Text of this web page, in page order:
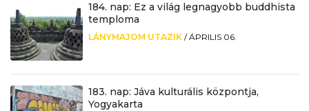
184. nap: Ez a világ legnagyobb buddhista
temploma
LÁNYMAJOM UTAZIK /ÁPRILIS 06.
183. nap: Jáva kulturális központja,
Yogyakarta